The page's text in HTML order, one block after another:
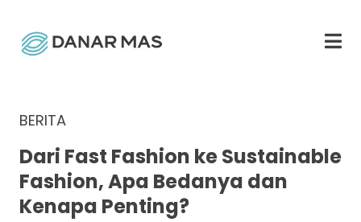
BERITA
Dari Fast Fashion ke Sustainable
Fashion, Apa Bedanya dan
Kenapa Penting?